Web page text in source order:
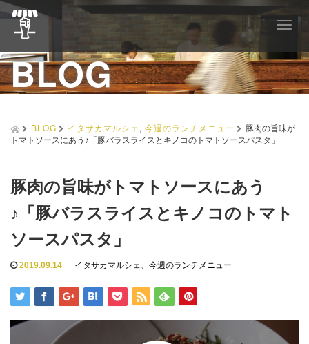
T
g
g
l
e
a
i
o
BLOG
BLOG イタサカマルシェ , 今週のランチメニュー
豚肉の旨味が
トマトソースにあう♪「豚バラスライスとキノコのトマトソースパスタ」
豚肉の旨味がトマトソースにあう
♪「豚バラスライスとキノコのトマト
ソースパスタ」
2019.09.14 イタサカマルシェ、 今週のランチメニュー